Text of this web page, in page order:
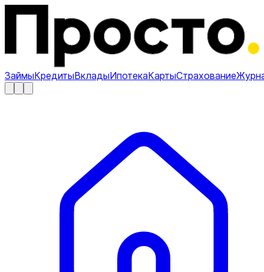
ЗаймыКредитыВкладыИпотекаКартыСтрахование